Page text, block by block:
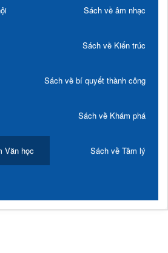
Sách về âm nhạc
Sách về Kiến trúc
Sách về bí quyết thành công
Sách về Khám phá
Văn học Sách về Tâm lý